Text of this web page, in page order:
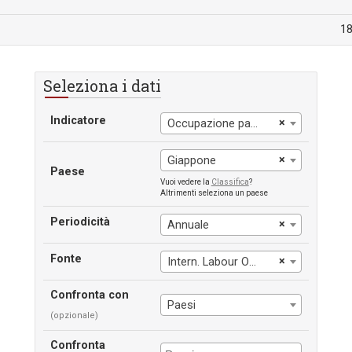
Seleziona i dati
Indicatore ×
Occupazione part-time, maschile
Paese
×
Giappone
Vuoi vedere la Classifica?
Altrimenti seleziona un paese
Periodicità ×
Annuale
Fonte ×
Intern. Labour Office
Confronta con
(opzionale)
Paesi
Confronta